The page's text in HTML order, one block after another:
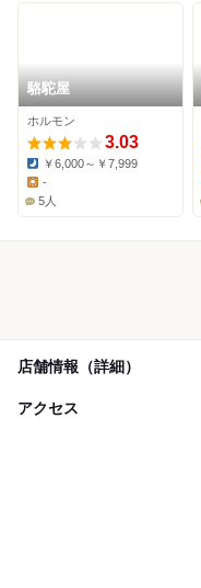
駱駝屋
ホルモン
3.03
Dinner:
￥6,000～￥7,999
Lunch:
-
5人
店舗情報（詳細）
アクセス